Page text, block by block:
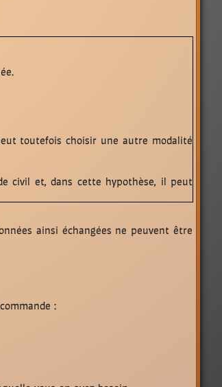
toutefois choisir une autre modalité
civil et, dans cette hypothèse, il peut
ainsi échangées ne peuvent être
: